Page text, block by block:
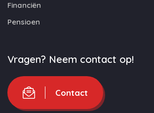
Financiën
Pensioen
Vragen? Neem contact op!
Contact